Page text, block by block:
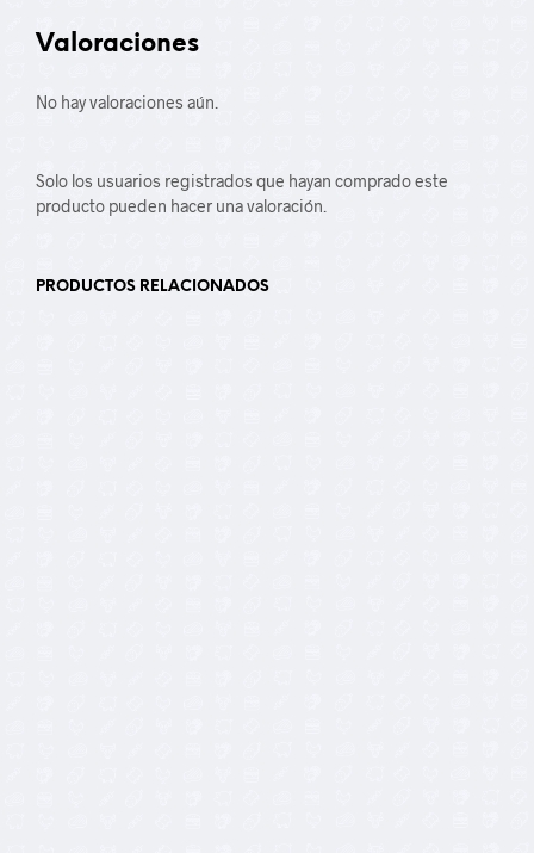
Valoraciones
No hay valoraciones aún.
Solo los usuarios registrados que hayan comprado este
producto pueden hacer una valoración.
PRODUCTOS RELACIONADOS